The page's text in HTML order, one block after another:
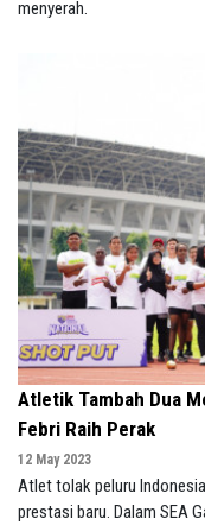
menyerah.
Atletik Tambah Dua
Febri Raih Perak
12 May 2023
Atlet tolak peluru
prestasi baru. Dalam SEA